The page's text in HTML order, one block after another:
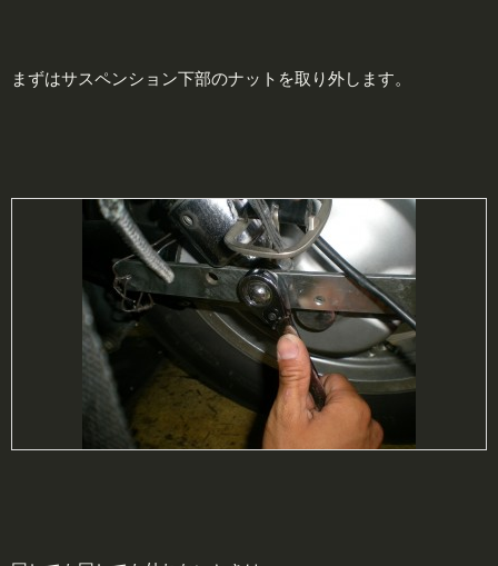
まずはサスペンション下部のナットを取り外します。